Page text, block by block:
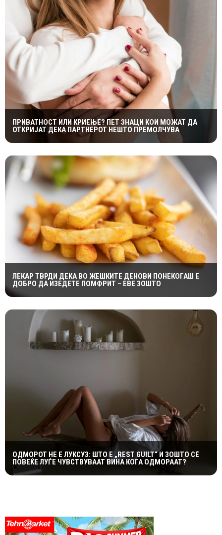
ПРИВАТНОСТ ИЛИ КРИЕЊЕ? ПЕТ ЗНАЦИ КОИ МОЖАТ ДА
ОТКРИЈАТ ДЕКА ПАРТНЕРОТ НЕШТО ПРЕМОЛЧУВА
ЛЕКАР ТВРДИ ДЕКА ВО ЖЕШКИТЕ ДЕНОВИ ПОНЕКОГАШ Е
ДОБРО ДА ИЗЕДЕТЕ ПОМФРИТ – ЕВЕ ЗОШТО
ОДМОРОТ НЕ Е ЛУКСУЗ: ШТО Е „REST GUILT“ И ЗОШТО СÈ
ПОВЕЌЕ ЛУЃЕ ЧУВСТВУВААТ ВИНА КОГА ОДМОРААТ?